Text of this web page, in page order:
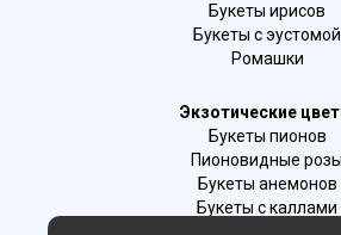
Букеты ирисов
Букеты с эустомой
Ромашки
Экзотические
Букеты пионов
Пионовидные розы
Букеты анемонов
Букеты с каллами